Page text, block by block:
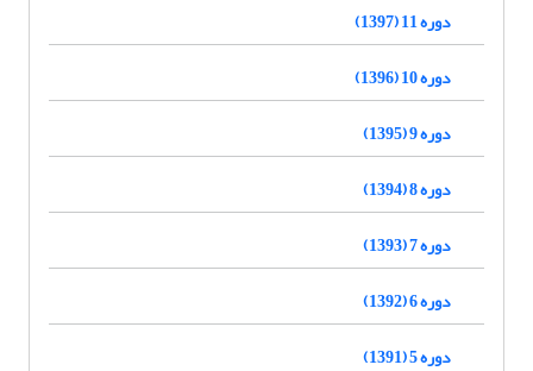
دوره 11 (1397)
دوره 10 (1396)
دوره 9 (1395)
دوره 8 (1394)
دوره 7 (1393)
دوره 6 (1392)
دوره 5 (1391)